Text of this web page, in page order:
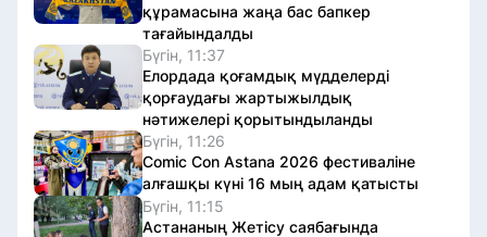
құрамасына жаңа бас бапкер
тағайындалды
Бүгін, 11:37
Елордада қоғамдық мүдделерді
қорғаудағы жартыжылдық
нәтижелері қорытындыланды
Бүгін, 11:26
Comic Con Astana 2026 фестиваліне
алғашқы күні 16 мың адам қатысты
Бүгін, 11:15
Астананың Жетісу саябағында